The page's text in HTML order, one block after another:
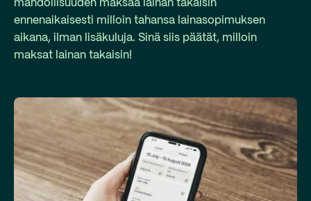
mahdollisuuden maksaa lainan takaisin
ennenaikaisesti milloin tahansa lainasopimuksen
aikana, ilman lisäkuluja. Sinä siis päätät, milloin
maksat lainan takaisin!